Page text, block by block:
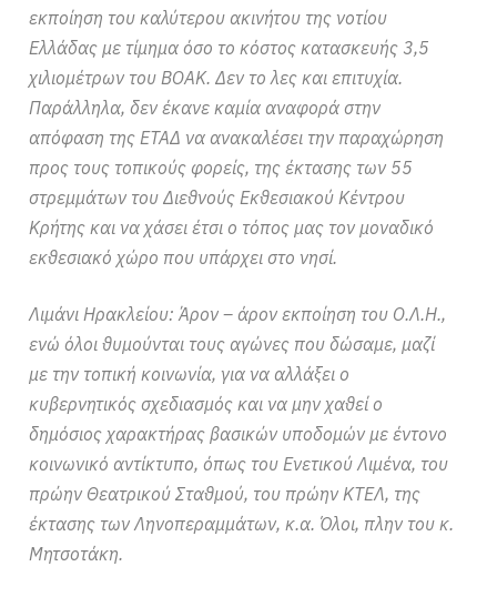
εκποίηση του καλύτερου ακινήτου της νοτίου
Ελλάδας με τίμημα όσο το κόστος κατασκευής 3,5
χιλιομέτρων του ΒΟΑΚ.Δεν το λες και επιτυχία.
Παράλληλα, δεν έκανε καμία αναφορά στην
απόφαση της ΕΤΑΔ να ανακαλέσει την παραχώρηση
προς τους τοπικούς φορείς, της έκτασης των 55
στρεμμάτων του Διεθνούς Εκθεσιακού Κέντρου
Κρήτης και να χάσει έτσι ο τόπος μας τον μοναδικό
εκθεσιακό χώρο που υπάρχει στο νησί.
Λιμάνι Ηρακλείου: Άρον – άρον εκποίηση του Ο.Λ.Η.,
ενώ όλοι θυμούνται τους αγώνες που δώσαμε, μαζί
με την τοπική κοινωνία, για να αλλάξει ο
κυβερνητικός σχεδιασμός και να μην χαθεί ο
δημόσιος χαρακτήρας βασικών υποδομών με έντονο
κοινωνικό αντίκτυπο, όπως του Ενετικού Λιμένα, του
πρώην Θεατρικού Σταθμού, του πρώην ΚΤΕΛ, της
έκτασης των Ληνοπεραμμάτων, κ.α. Όλοι, πλην του κ.
Μητσοτάκη.